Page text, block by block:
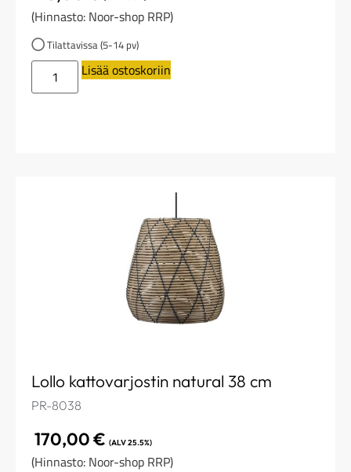
(Hinnasto: Noor-shop RRP)
Tilattavissa (5-14 pv)
Lisää ostoskoriin
Lollo kattovarjostin natural 38 cm
PR-8038
170,00€ (ALV 25.5%)
(Hinnasto: Noor-shop RRP)